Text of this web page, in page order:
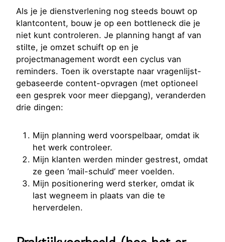
Als je je dienstverlening nog steeds bouwt op
klantcontent, bouw je op een bottleneck die je
niet kunt controleren. Je planning hangt af van
stilte, je omzet schuift op en je
projectmanagement wordt een cyclus van
reminders. Toen ik overstapte naar vragenlijst-
gebaseerde content-opvragen (met optioneel
een gesprek voor meer diepgang), veranderden
drie dingen:
Mijn planning werd voorspelbaar, omdat ik
het werk controleer.
Mijn klanten werden minder gestrest, omdat
ze geen ‘mail-schuld’ meer voelden.
Mijn positionering werd sterker, omdat ik
last wegneem in plaats van die te
herverdelen.